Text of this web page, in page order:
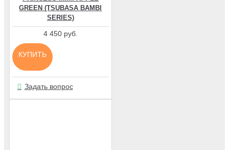
GREEN (TSUBASA BAMBI
SERIES)
4 450 руб.
КУПИТЬ
Задать вопрос